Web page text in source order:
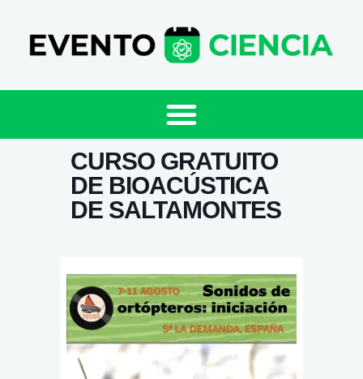
CURSO GRATUITO
DE BIOACÚSTICA
DE SALTAMONTES